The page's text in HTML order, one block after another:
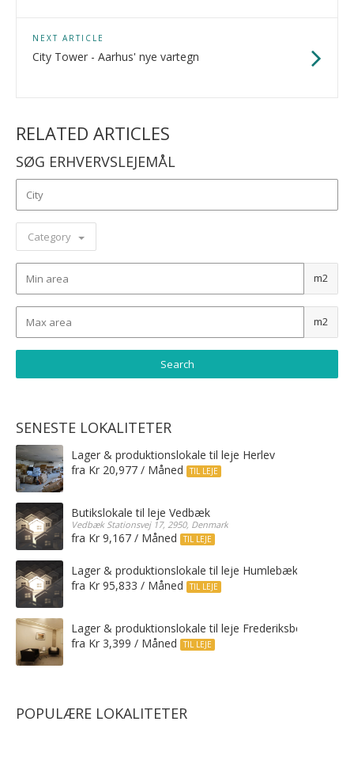
NEXT ARTICLE
City Tower - Aarhus' nye vartegn
RELATED ARTICLES
SØG ERHVERVSLEJEMÅL
Category
m2
m2
SENESTE LOKALITETER
Lager & produktionslokale til leje Herlev
fra Kr 20,977 / Måned
TIL LEJE
Butikslokale til leje Vedbæk
Vedbæk Stationsvej 17, 2950, Denmark
fra Kr 9,167 / Måned TIL LEJE
Lager & produktionslokale til leje Humlebæk
fra Kr 95,833 / Måned
TIL LEJE
Lager & produktionslokale til leje Frederiksberg C
fra Kr 3,399 / Måned
TIL LEJE
POPULÆRE LOKALITETER